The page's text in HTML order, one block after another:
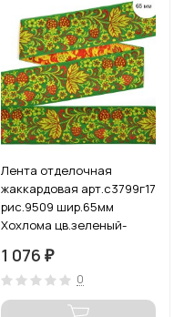
Лента отделочная
жаккардовая арт.с3799г17
рис.9509 шир.65мм
Хохлома цв.зеленый-
1 076 ₽
0